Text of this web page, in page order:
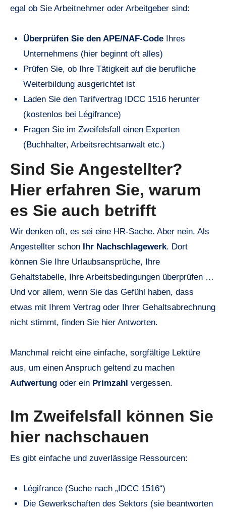
egal ob Sie Arbeitnehmer oder Arbeitgeber sind:
Überprüfen Sie den APE/NAF-CodeIhres
Unternehmens (hier beginnt oft alles)
Prüfen Sie, ob Ihre Tätigkeit auf die berufliche
Weiterbildung ausgerichtet ist
Laden Sie den Tarifvertrag IDCC 1516 herunter
(kostenlos bei Légifrance)
Fragen Sie im Zweifelsfall einen Experten
(Buchhalter, Arbeitsrechtsanwalt etc.)
Sind Sie Angestellter?
Hier erfahren Sie, warum
es Sie auch betrifft
Wir denken oft, es sei eine HR-Sache. Aber nein. Als
Angestellter schon
Ihr Nachschlagewerk. Dort
können Sie Ihre Urlaubsansprüche, Ihre
Gehaltstabelle, Ihre Arbeitsbedingungen überprüfen …
Und vor allem, wenn Sie das Gefühl haben, dass
etwas mit Ihrem Vertrag oder Ihrer Gehaltsabrechnung
nicht stimmt, finden Sie hier Antworten.
Manchmal reicht eine einfache, sorgfältige Lektüre
aus, um einen Anspruch geltend zu machen
Aufwertung oder ein Primzahl vergessen.
Im Zweifelsfall können Sie
hier nachschauen
Es gibt einfache und zuverlässige Ressourcen:
Légifrance (Suche nach „IDCC 1516“)
Die Gewerkschaften des Sektors (sie beantworten